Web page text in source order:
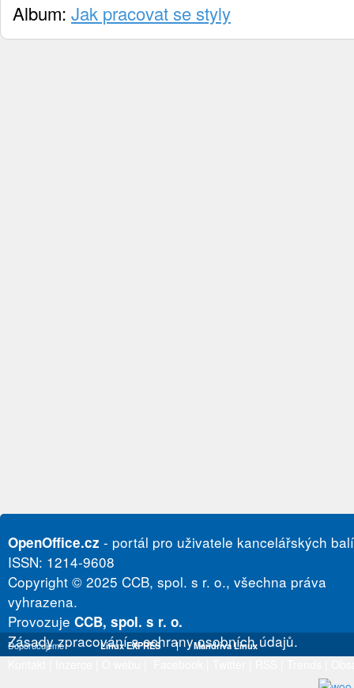
Album: Jak pracovat se styly
OpenOffice.cz - portál pro uživatele kancelářských
ISSN: 1214-9608
Copyright © 2025 CCB, spol. s r. o., všechna práva
vyhrazena.
Provozuje CCB, spol. s r. o.
Zásady zpracování a ochrany osobních údajů.
Doporučujeme Linux EXPRES | Mandriva Linux